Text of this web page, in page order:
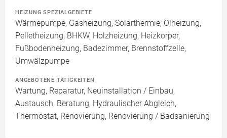
HEIZUNG SPEZIALGEBIETE
Wärmepumpe, Gasheizung, Solarthermie, Ölheizung,
Pelletheizung, BHKW, Holzheizung, Heizkörper,
Fußbodenheizung, Badezimmer, Brennstoffzelle,
Umwälzpumpe
ANGEBOTENE TÄTIGKEITEN
Wartung, Reparatur, Neuinstallation / Einbau,
Austausch, Beratung, Hydraulischer Abgleich,
Thermostat, Renovierung, Renovierung / Badsanierung